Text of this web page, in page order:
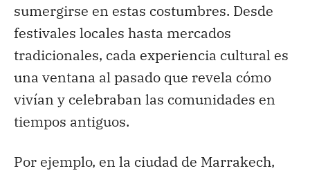
sumergirse en estas costumbres. Desde
festivales locales hasta mercados
tradicionales, cada experiencia cultural es
una ventana al pasado que revela cómo
vivían y celebraban las comunidades en
tiempos antiguos.
Por ejemplo, en la ciudad de Marrakech,